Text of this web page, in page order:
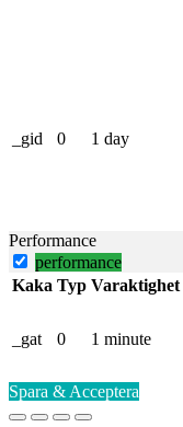
_gid 0 1 day
Performance
performance
Kaka Typ Varaktighet
_gat 0 1 minute
Spara & Acceptera